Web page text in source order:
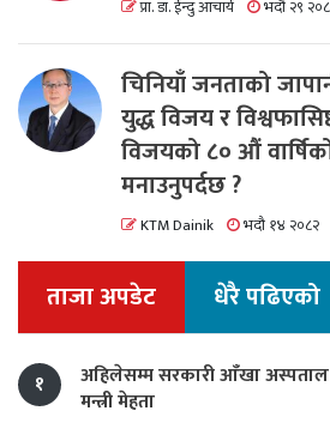
प्रा. डा. ईन्दु आचार्य भदौ २९
चिनियाँ जनताको
युद्ध विजय र
विजयको ८० औं
मनाउनुपर्दछ ?
KTM Dainik भदौ १४ २०८२
ताजा अपडेट धेरै पढिएको
१
अहिलेसम्म सरकारी आँखा अस्पताल
मन्त्री मेहता